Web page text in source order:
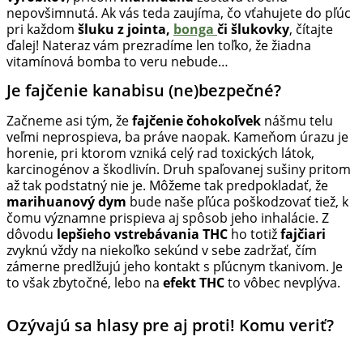
out,
stoner
tipy
a
lifestyle.
Klikni
a
nalaď
sa
na
pohodu.
nepovšimnutá. Ak vás teda zaujíma, čo vťahujete do pľúc
pri každom šluku z jointa, bonga či šlukovky, čítajte
ďalej! Nateraz vám prezradíme len toľko, že žiadna
vitamínová bomba to veru nebude…
Je fajčenie kanabisu (ne)bezpečné?
Začneme asi tým, žefajčenie čohokoľvek nášmu telu
veľmi neprospieva, ba práve naopak. Kameňom úrazu je
horenie, pri ktorom vzniká celý rad toxických látok,
karcinogénov a škodlivín. Druh spaľovanej sušiny pritom
až tak podstatný nie je. Môžeme tak predpokladať, že
marihuanový dym bude naše pľúca poškodzovať tiež, k
čomu významne prispieva aj spôsob jeho inhalácie. Z
dôvodu lepšieho vstrebávania THC ho totižfajčiari
zvyknú vždy na niekoľko sekúnd v sebe zadržať, čím
zámerne predlžujú jeho kontakt s pľúcnym tkanivom. Je
to však zbytočné, lebo na efekt THCto vôbec nevplýva.
Ozývajú sa hlasy pre aj proti! Komu veriť?